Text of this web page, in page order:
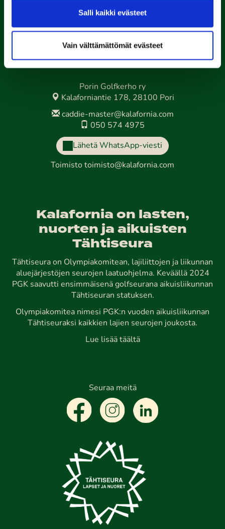
Salli kaikki evästeet
Vain välttämättömät evästeet
Porin Golfkerho ry
Kalaforniantie 178, 28100 Pori
caddie-master@kalafornia.com
050 574 4975
Lähetä WhatsApp-viesti
Toimisto toimisto@kalafornia.com
Kalafornia on lasten,
nuorten ja aikuisten
Tähtiseura
Tähtiseura on Olympiakomitean, lajiliittojen ja liikunnan
aluejärjestöjen seurojen laatuohjelma. Keväällä 2024
PGK saavutti ensimmäisenä golfseurana aikuisliikunnan
Tähtiseuran statuksen.
Olympiakomitea nimesi PGK:n vuoden aikuisliikunnan
Tähtiseuraksi kaikkien lajien seurojen joukosta.
Lue lisää täältä
Seuraa meitä